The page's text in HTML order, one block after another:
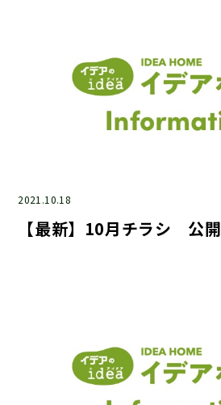
2021.10.18
【最新】10月チラシ 公開